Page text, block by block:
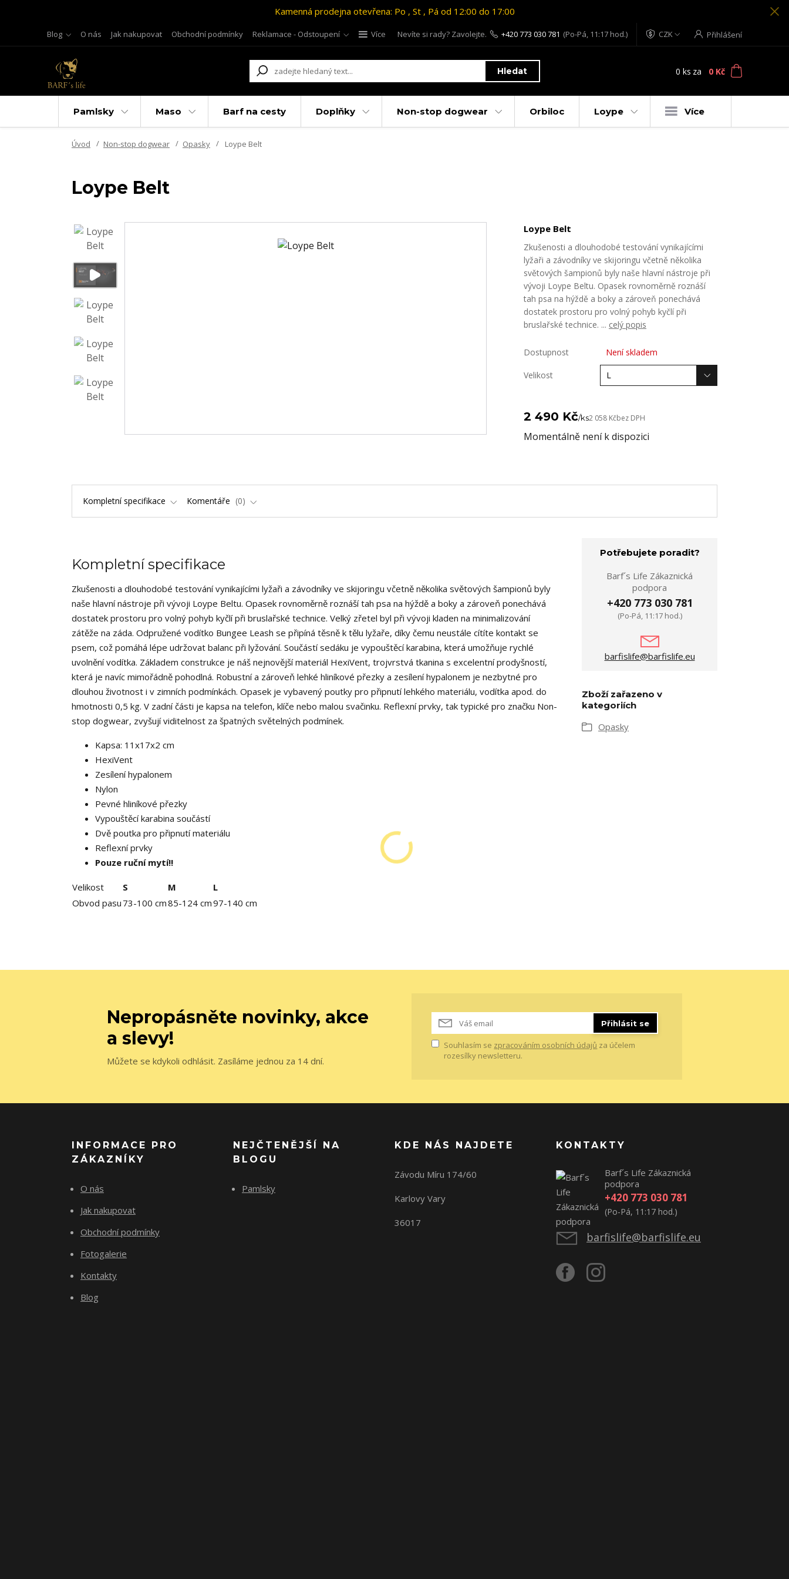
Kamenná prodejna otevřena: Po , St , Pá od 12:00 do 17:00
Blog O nás Jak nakupovat Obchodní podmínky Reklamace - Odstoupení Více CZK Přihlášení
Hledat
Nevíte si rady? Zavolejte. +420 773 030 781 (Po-Pá, 11:17 hod.)
0 ks za 0 Kč
Pamlsky Maso Barf na cesty Doplňky Non-stop dogwear Orbiloc Loype Více
Úvod Non-stop dogwear Opasky Loype Belt
Loype Belt
Loype Belt
Zkušenosti a dlouhodobé testování vynikajícími
lyžaři a závodníky ve skijoringu včetně několika
světových šampionů byly naše hlavní nástroje při
vývoji Loype Beltu. Opasek rovnoměrně roznáší
tah psa na hýždě a boky a zároveň ponechává
dostatek prostoru pro volný pohyb kyčlí při
bruslařské technice. ... celý popis
Dostupnost Není skladem
Velikost
2 490 Kč/ks2 058 Kčbez DPH
Momentálně není k dispozici
Kompletní specifikace Komentáře 0
Kompletní specifikace
Zkušenosti a dlouhodobé testování vynikajícími lyžaři a závodníky ve skijoringu včetně několika světových šampionů byly
naše hlavní nástroje při vývoji Loype Beltu. Opasek rovnoměrně roznáší tah psa na hýždě a boky a zároveň ponechává
dostatek prostoru pro volný pohyb kyčlí při bruslařské technice. Velký zřetel byl při vývoji kladen na minimalizování
zátěže na záda. Odpružené vodítko Bungee Leash se připíná těsně k tělu lyžaře, díky čemu neustále cítíte kontakt se
psem, což pomáhá lépe udržovat balanc při lyžování. Součástí sedáku je vypouštěcí karabina, která umožňuje rychlé
uvolnění vodítka. Základem construkce je náš nejnovější materiál HexiVent, trojvrstvá tkanina s excelentní prodyšností,
která je navíc mimořádně pohodlná. Robustní a zároveň lehké hliníkové přezky a zesílení hypalonem je nezbytné pro
dlouhou životnost i v zimních podmínkách. Opasek je vybavený poutky pro připnutí lehkého materiálu, vodítka apod. do
hmotnosti 0,5 kg. V zadní části je kapsa na telefon, klíče nebo malou svačinku. Reflexní prvky, tak typické pro značku Non-
stop dogwear, zvyšují viditelnost za špatných světelných podmínek.
Kapsa: 11x17x2 cm
HexiVent
Zesílení hypalonem
Nylon
Pevné hliníkové přezky
Vypouštěcí karabina součástí
Dvě poutka pro připnutí materiálu
Reflexní prvky
Pouze ruční mytí!!
Velikost S M
L
Obvod pasu 73-100 cm85-124 cm97-140 cm
Potřebujete poradit?
Barf´s Life Zákaznická
podpora
+420 773 030 781
(Po-Pá, 11:17 hod.)
barfislife@barfislife.eu
Zboží zařazeno v
kategoriích
Opasky
Nepropásněte novinky, akce
a slevy!
Můžete se kdykoli odhlásit. Zasíláme jednou za 14 dní.
Přihlásit se
Souhlasím se zpracováním osobních údajů za účelem
rozesílky newsletteru.
INFORMACE PRO
ZÁKAZNÍKY
O nás
Jak nakupovat
Obchodní podmínky
Fotogalerie
Kontakty
Blog
NEJČTENĚJŠÍ NA
BLOGU
Pamlsky
KDE NÁS NAJDETE
Závodu Míru 174/60
Karlovy Vary
36017
KONTAKTY
Barf´s Life Zákaznická
podpora
+420 773 030 781
(Po-Pá, 11:17 hod.)
barfislife@barfislife.eu